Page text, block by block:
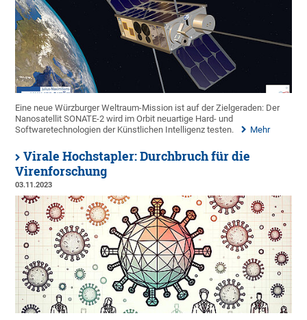
Eine neue Würzburger Weltraum-Mission ist auf der Zielgeraden: Der
Nanosatellit SONATE-2 wird im Orbit neuartige Hard- und
Softwaretechnologien der Künstlichen Intelligenz testen.
Mehr
Virale Hochstapler: Durchbruch für die
Virenforschung
03.11.2023